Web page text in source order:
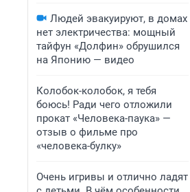
Людей эвакуируют, в домах
нет электричества: мощный
тайфун «Долфин» обрушился
на Японию — видео
Колобок-колобок, я тебя
боюсь! Ради чего отложили
прокат «Человека-паука» —
отзыв о фильме про
«человека-булку»
Очень игривы и отлично ладят